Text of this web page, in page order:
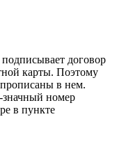
договор
карты. Поэтому
в нем.
значный номер
в пункте